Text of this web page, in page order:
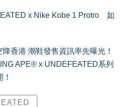
x Nike Kobe 1 Protro 如
香港 潮鞋發售資訊率先曝光！
APE® x UNDEFEATED系列